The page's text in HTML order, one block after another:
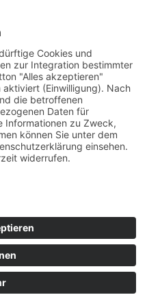
Straße 1